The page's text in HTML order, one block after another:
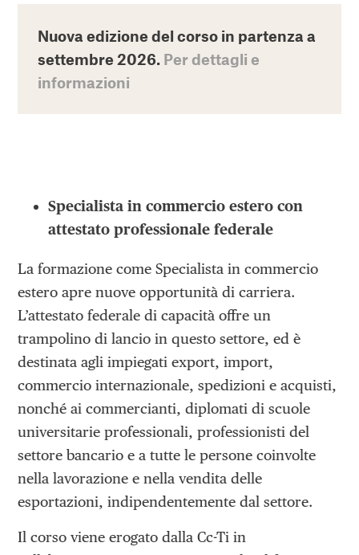
Nuova edizione del corso in partenza a
settembre 2026. Per dettagli e
informazioni
Specialista in commercio estero con
attestato professionale federale
La formazione come Specialista in commercio
estero apre nuove opportunità di carriera.
L’attestato federale di capacità offre un
trampolino di lancio in questo settore, ed è
destinata agli impiegati export, import,
commercio internazionale, spedizioni e acquisti,
nonché ai commercianti, diplomati di scuole
universitarie professionali, professionisti del
settore bancario e a tutte le persone coinvolte
nella lavorazione e nella vendita delle
esportazioni, indipendentemente dal settore.
Il corso viene erogato dalla Cc-Ti in